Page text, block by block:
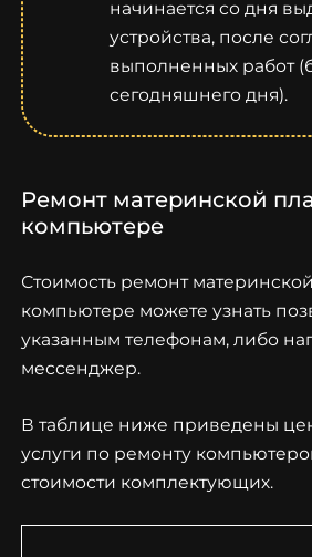
начинается со дня
устройства, после
выполненных работ
сегодняшнего дня).
Ремонт материнской
компьютере
Стоимость ремонт
компьютере можете узнать
указанным телефонам, либо
мессенджер.
В таблице ниже приведены
услуги по ремонту
стоимости комплектующих.